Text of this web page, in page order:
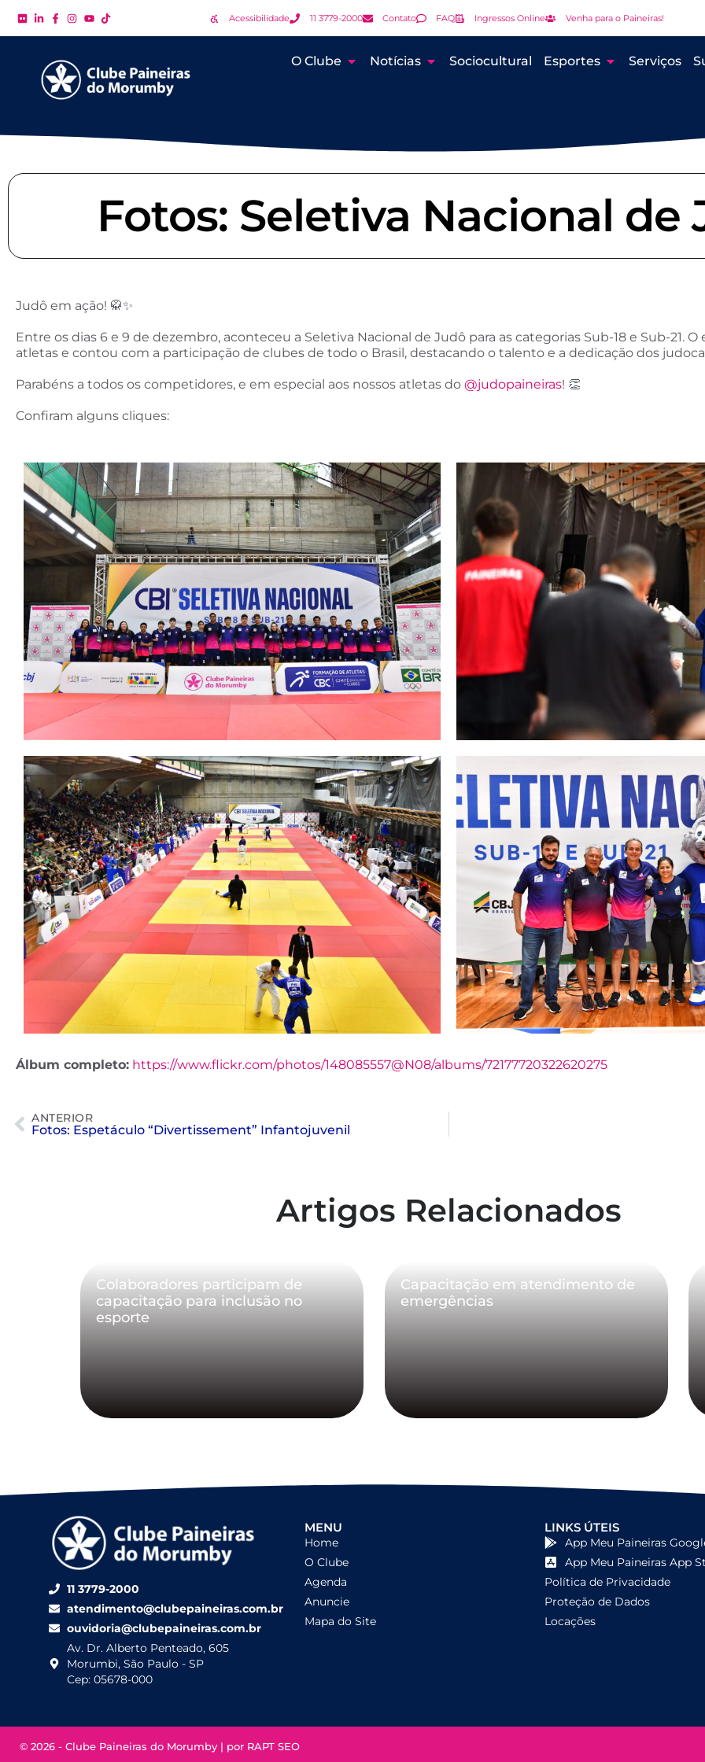
Acessibilidade 11 3779-2000 Contato FAQ Ingressos Online Venha para o Paineiras!
O Clube Notícias Sociocultural Esportes Serviços
Fotos: Seletiva Nacional de
Judô em ação! 🥋✨
Entre os dias 6 e 9 de dezembro, aconteceu a Seletiva Nacional de Judô para as categorias Sub-18 e Sub-21.
atletas e contou com a participação de clubes de todo o Brasil, destacando o talento e a dedicação dos
Parabéns a todos os competidores, e em especial aos nossos atletas do @judopaineiras! 👏
Confiram alguns cliques:
Álbum completo: https://www.flickr.com/photos/148085557@N08/albums/72177720322620275
ANTERIOR
Fotos: Espetáculo “Divertissement” Infantojuvenil
Artigos Relacionados
Colaboradores participam de
capacitação para inclusão no
esporte
Capacitação em atendimento de
emergências
11 3779-2000
atendimento@clubepaineiras.com.br
ouvidoria@clubepaineiras.com.br
Av. Dr. Alberto Penteado, 605
Morumbi, São Paulo - SP
Cep: 05678-000
MENU
Home
O Clube
Agenda
Anuncie
Mapa do Site
LINKS ÚTEIS
App Meu Paineiras
App Meu Paineiras App
Política de Privacidade
Proteção de Dados
Locações
© 2026 - Clube Paineiras do Morumby | por RAPT SEO